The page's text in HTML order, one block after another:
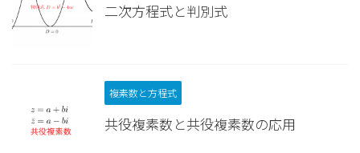
二次方程式と判別式
複素数と方程式
共役複素数と共役複素数の応用